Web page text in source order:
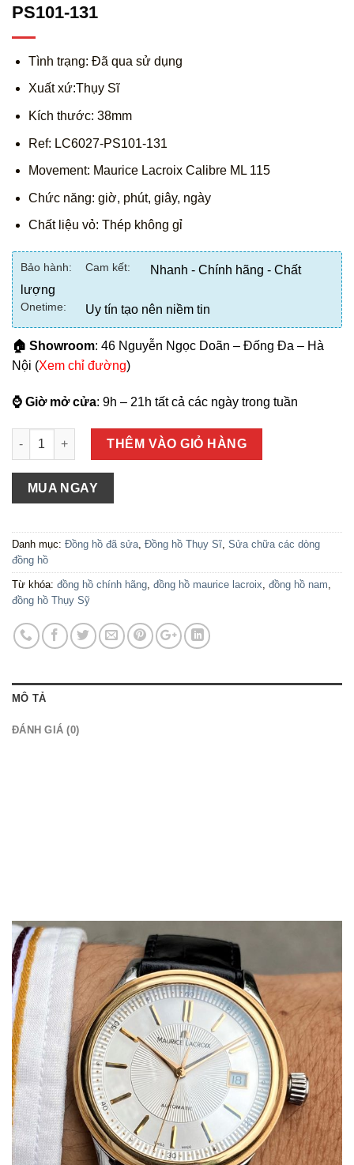
PS101-131
Tình trạng: Đã qua sử dụng
Xuất xứ:Thụy Sĩ
Kích thước: 38mm
Ref: LC6027-PS101-131
Movement: Maurice Lacroix Calibre ML 115
Chức năng: giờ, phút, giây, ngày
Chất liệu vỏ: Thép không gỉ
Bảo hành: Cam kết:
Nhanh - Chính hãng - Chất
lượng
Onetime: Uy tín tạo nên niềm tin
🏠 Showroom: 46 Nguyễn Ngọc Doãn – Đống Đa – Hà
Nội (Xem chỉ đường)
⌚ Giờ mở cửa: 9h – 21h tất cả các ngày trong tuần
Số lượng
THÊM VÀO GIỎ HÀNG
MUA NGAY
Danh mục: Đồng hồ đã sửa, Đồng hồ Thụy Sĩ, Sửa chữa các dòng
đồng hồ
Từ khóa: đồng hồ chính hãng, đồng hồ maurice lacroix, đồng hồ nam,
đồng hồ Thụy Sỹ
MÔ TẢ
ĐÁNH GIÁ (0)